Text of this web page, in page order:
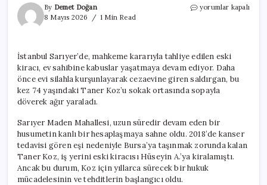
By Demet Doğan
8 Mayıs 2026
1 Min Read
Eski
74
Yaşındaki
Ev
Sahibi
Sopayla
Edildi
için
yorumlar kapalı
İstanbul Sarıyer’de, mahkeme kararıyla tahliye edilen eski
kiracı, ev sahibine kabuslar yaşatmaya devam ediyor. Daha
önce evi silahla kurşunlayarak cezaevine giren saldırgan, bu
kez 74 yaşındaki Taner Koz’u sokak ortasında sopayla
döverek ağır yaraladı.
Sarıyer Maden Mahallesi, uzun süredir devam eden bir
husumetin kanlı bir hesaplaşmaya sahne oldu. 2018’de kanser
tedavisi gören eşi nedeniyle Bursa’ya taşınmak zorunda kalan
Taner Koz, iş yerini eski kiracısı Hüseyin A.’ya kiralamıştı.
Ancak bu durum, Koz için yıllarca sürecek bir hukuk
mücadelesinin ve tehditlerin başlangıcı oldu.